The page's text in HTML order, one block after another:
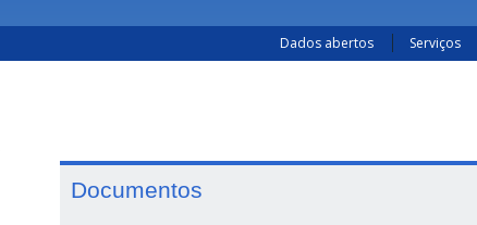
Dados abertos Serviços
Documentos